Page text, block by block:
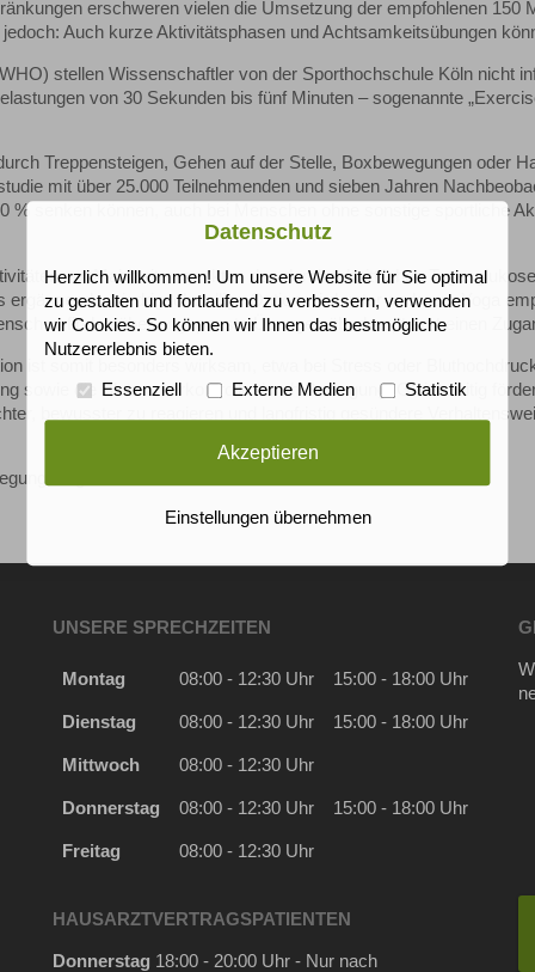
erschweren vielen die Umsetzung der empfohlenen 150
Auch kurze Aktivitätsphasen und Achtsamkeitsübungen
stellen Wissenschaftler von der Sporthochschule Köln nicht
von 30 Sekunden bis fünf Minuten – sogenannte
Treppensteigen, Gehen auf der Stelle, Boxbewegungen oder
mit über 25.000 Teilnehmenden und sieben Jahren
senken können, auch bei Menschen ohne sonstige sportliche
vor Mahlzeiten senkten den durchschnittlichen
niedrigschwellige Option wird unter anderem Yoga
finden über angepasste Übungen überhaupt erst einen
ist somit besonders wirksam, etwa bei Stress oder
sowie die Blutzuckerkontrolle durch Bewegung. Gleichzeitig
bewusster zu reagieren und langfristig gesündere
UNSERE SPRECHZEITEN
Montag 08:00 - 12:30 Uhr 15:00 - 18:00 Uhr
Dienstag 08:00 - 12:30 Uhr 15:00 - 18:00 Uhr
Mittwoch 08:00 - 12:30 Uhr
Donnerstag 08:00 - 12:30 Uhr 15:00 - 18:00 Uhr
Freitag 08:00 - 12:30 Uhr
HAUSARZTVERTRAGSPATIENTEN
Donnerstag 18:00 - 20:00 Uhr - Nur nach
Datenschutz
Herzlich willkommen! Um unsere Website für Sie optimal
zu gestalten und fortlaufend zu verbessern, verwenden
wir Cookies. So können wir Ihnen das bestmögliche
Nutzererlebnis bieten.
Essenziell Externe Medien Statistik
Akzeptieren
Einstellungen übernehmen